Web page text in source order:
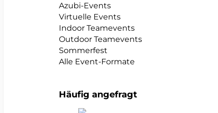
Azubi-Events
Virtuelle Events
Indoor Teamevents
Outdoor Teamevents
Sommerfest
Alle Event-Formate
Häufig angefragt